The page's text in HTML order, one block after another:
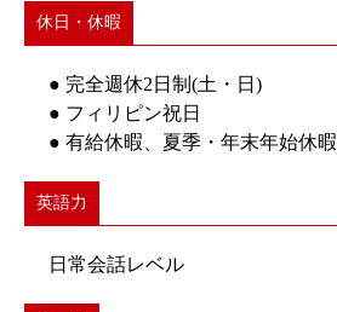
休日・休暇
● 完全週休2日制(土・日)
● フィリピン祝日
● 有給休暇、夏季・年末年始休暇
英語力
日常会話レベル